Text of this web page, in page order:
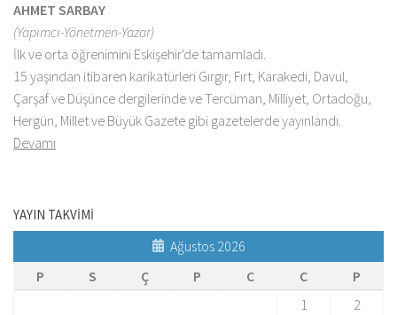
AHMET SARBAY
(Yapımcı-Yönetmen-Yazar)
İlk ve orta öğrenimini Eskişehir'de tamamladı.
15 yaşından itibaren karikatürleri Gırgır, Fırt, Karakedi, Davul,
Çarşaf ve Düşünce dergilerinde ve Tercüman, Milliyet, Ortadoğu,
Hergün, Millet ve Büyük Gazete gibi gazetelerde yayınlandı.
Devamı
YAYIN TAKVİMİ
Ağustos 2026
P
S Ç P C C
P
1
2